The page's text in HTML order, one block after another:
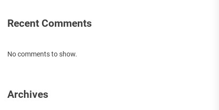
Recent Comments
No comments to show.
Archives